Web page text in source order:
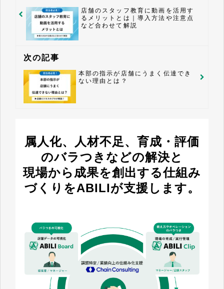
店舗のスタッフ教育に動画を活用す
るメリットとは｜導入方法や注意点
など合わせて解説
次の記事
本部の指示が店舗にうまく伝達でき
ない理由とは？
属人化、人材不足、育成・評価
のバラつきなどの解決と
現場から成果を創出する仕組み
づくりをABILIが支援します。